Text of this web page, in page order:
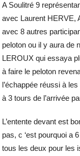
A Soulitré 9
avec Laurent HERVE,
avec 8 autres
peloton ou il y aura de
LEROUX qui essaya
à faire le peloton
l’échappée réussi à
à 3 tours de l’arrivée
L’entente devant est
pas, c ‘est pourquoi a
tous les deux pour les